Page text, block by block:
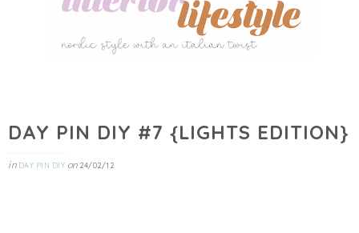
DAY PIN DIY #7 {LIGHTS EDITION}
in DAY PIN DIY on 24/02/12